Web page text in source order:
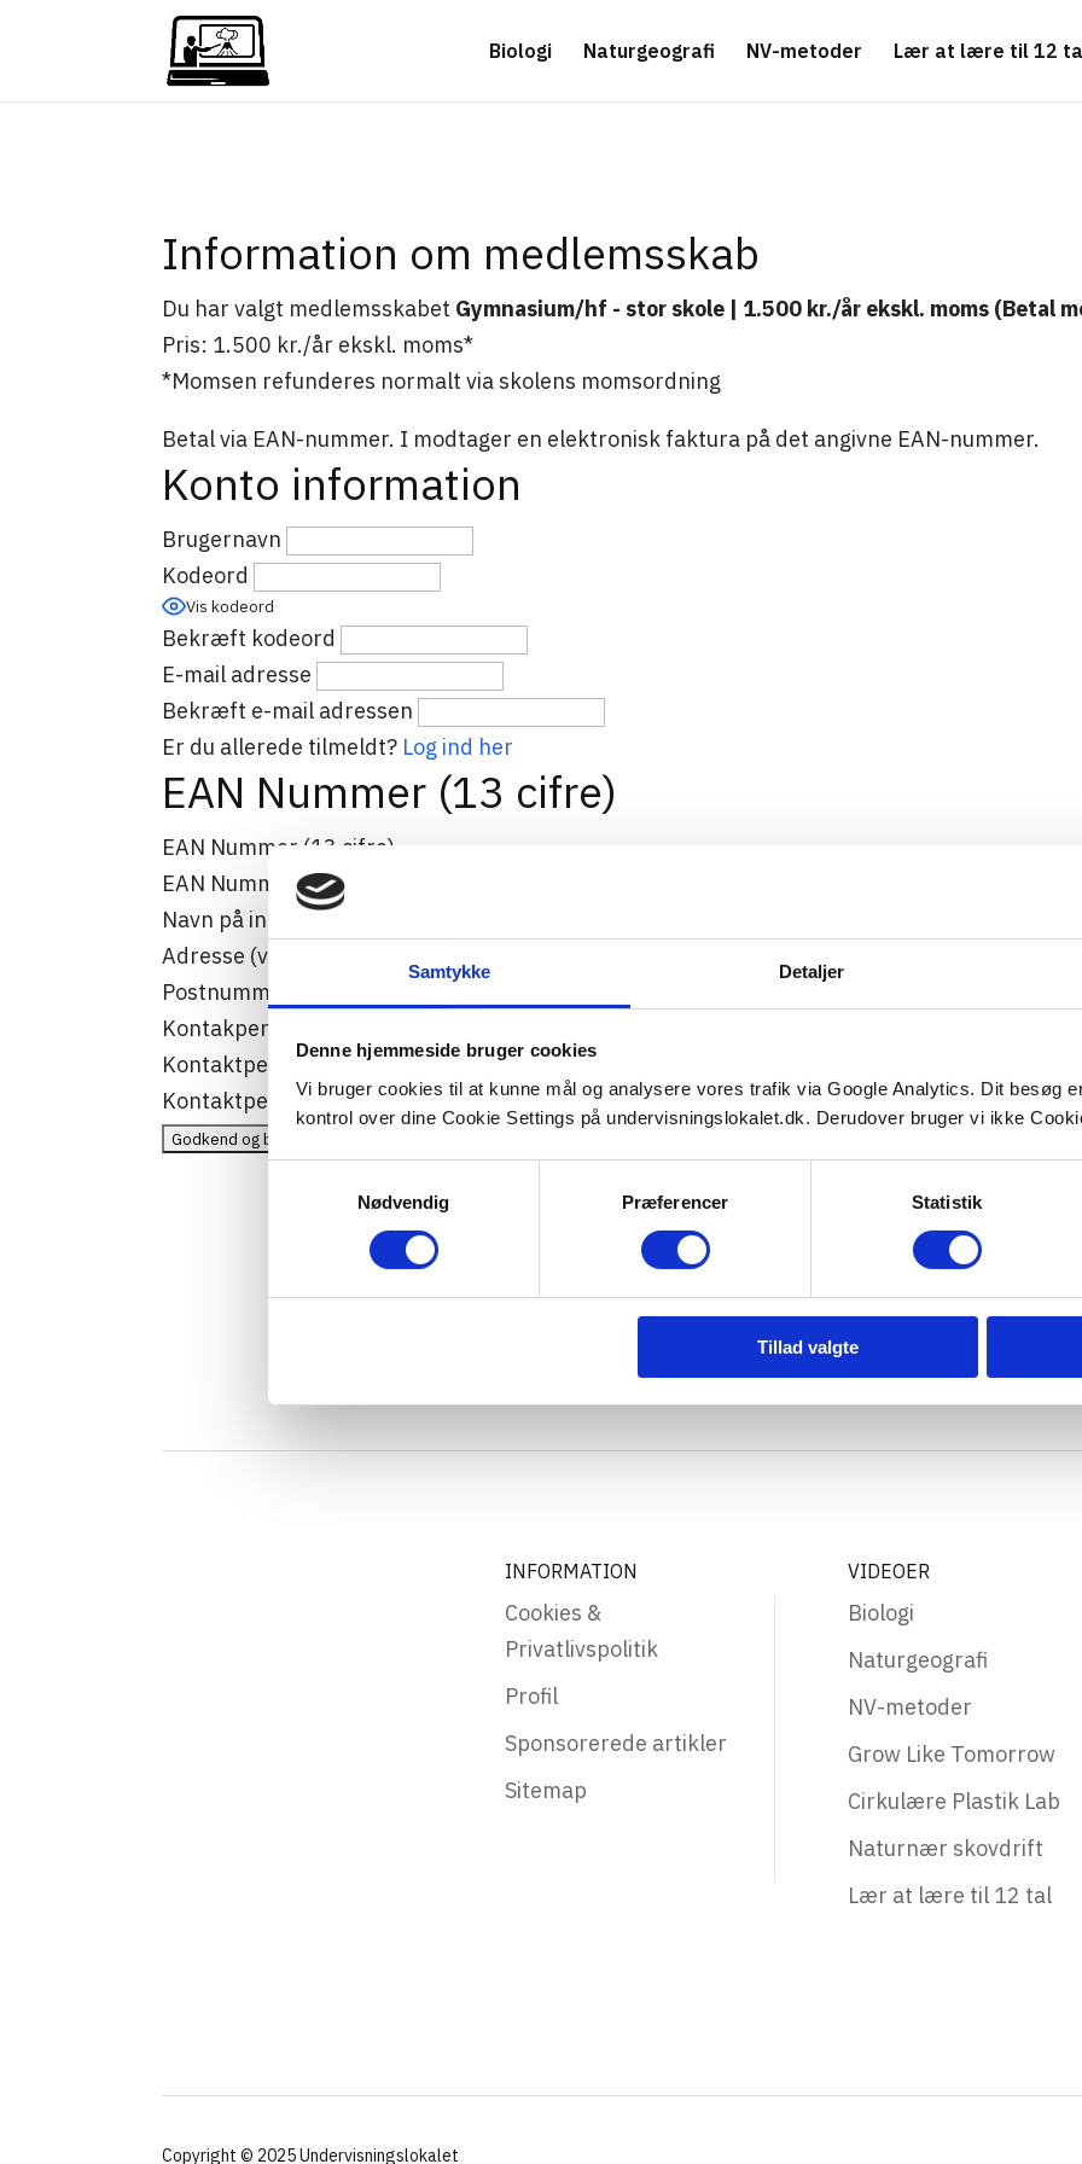
Samtykke Detaljer
Denne hjemmeside bruger cookies
Vi bruger cookies til at kunne mål og analysere vores trafik via Google Analytics. Dit besøg
kontrol over dine Cookie Settings på undervisningslokalet.dk. Derudover bruger vi ikke
Nødvendig
Præferencer Statistik
Tillad valgte
Biologi Naturgeografi NV-metoder Lær at lære til 12
Information om medlemsskab
Du har valgt medlemsskabet Gymnasium/hf - stor skole | 1.500 kr./år ekskl. moms (Betal
Pris: 1.500 kr./år ekskl. moms*
*Momsen refunderes normalt via skolens momsordning
Betal via EAN-nummer. I modtager en elektronisk faktura på det angivne EAN-nummer.
Konto information
Brugernavn
Kodeord
Vis kodeord
Bekræft kodeord
E-mail adresse
Bekræft e-mail adressen
Er du allerede tilmeldt? Log ind her
EAN Nummer (13 cifre)
EAN Nummer (13 cifre)
EAN Nummer (13 cifre)
Navn på institution
Adresse (vejnavn og nr)
Postnummer og bynavn
Kontakperson: Fulde navn
Kontaktpersons emailadresse
Kontaktpersons telefonnummer
INFORMATION
Cookies &
Privatlivspolitik
Profil
Sponsorerede artikler
Sitemap
VIDEOER
Biologi
Naturgeografi
NV-metoder
Grow Like Tomorrow
Cirkulære Plastik Lab
Naturnær skovdrift
Lær at lære til 12 tal
Copyright © 2025Undervisningslokalet